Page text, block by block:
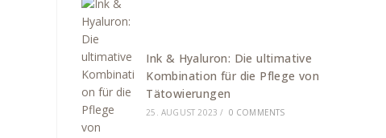
Ink & Hyaluron: Die ultimative
Kombination für die Pflege von
Tätowierungen
25. AUGUST 2023 / 0 COMMENTS